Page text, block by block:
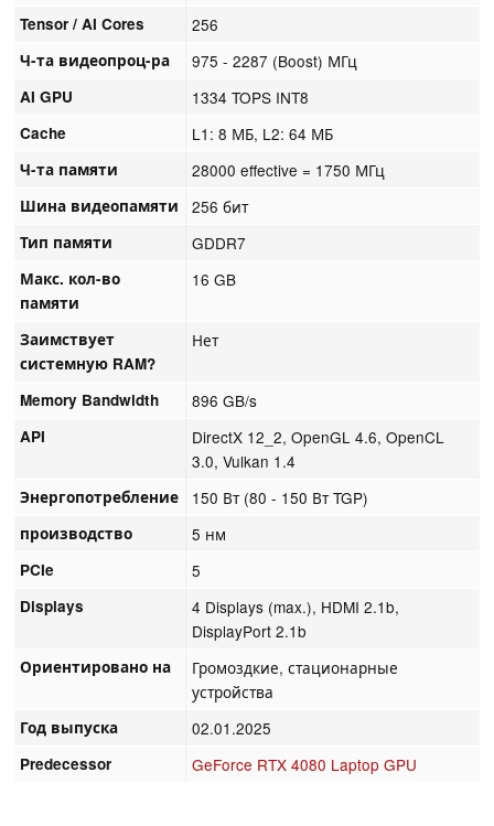
Tensor / AI Cores 256
Ч-та видеопроц-ра 975 - 2287 (Boost) МГц
AI GPU 1334 TOPS INT8
Cache L1: 8 МБ, L2: 64 МБ
Ч-та памяти 28000 effective = 1750 МГц
Шина видеопамяти 256 бит
Тип памяти GDDR7
Макс. кол-во
памяти
16 GB
Заимствует
системную RAM?
Нет
Memory Bandwidth 896 GB/s
API
DirectX 12_2, OpenGL 4.6, OpenCL
3.0, Vulkan 1.4
Энергопотребление 150 Вт (80 - 150 Вт TGP)
производство 5 нм
PCIe 5
Displays
4 Displays (max.), HDMI 2.1b,
DisplayPort 2.1b
Ориентировано на
Громоздкие, стационарные
устройства
Год выпуска 02.01.2025
Predecessor GeForce RTX 4080 Laptop GPU